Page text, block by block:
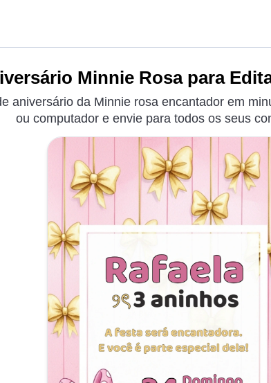
Minnie Rosa para
aniversário da Minnie rosa encantador em
ou computador e envie para todos os seus